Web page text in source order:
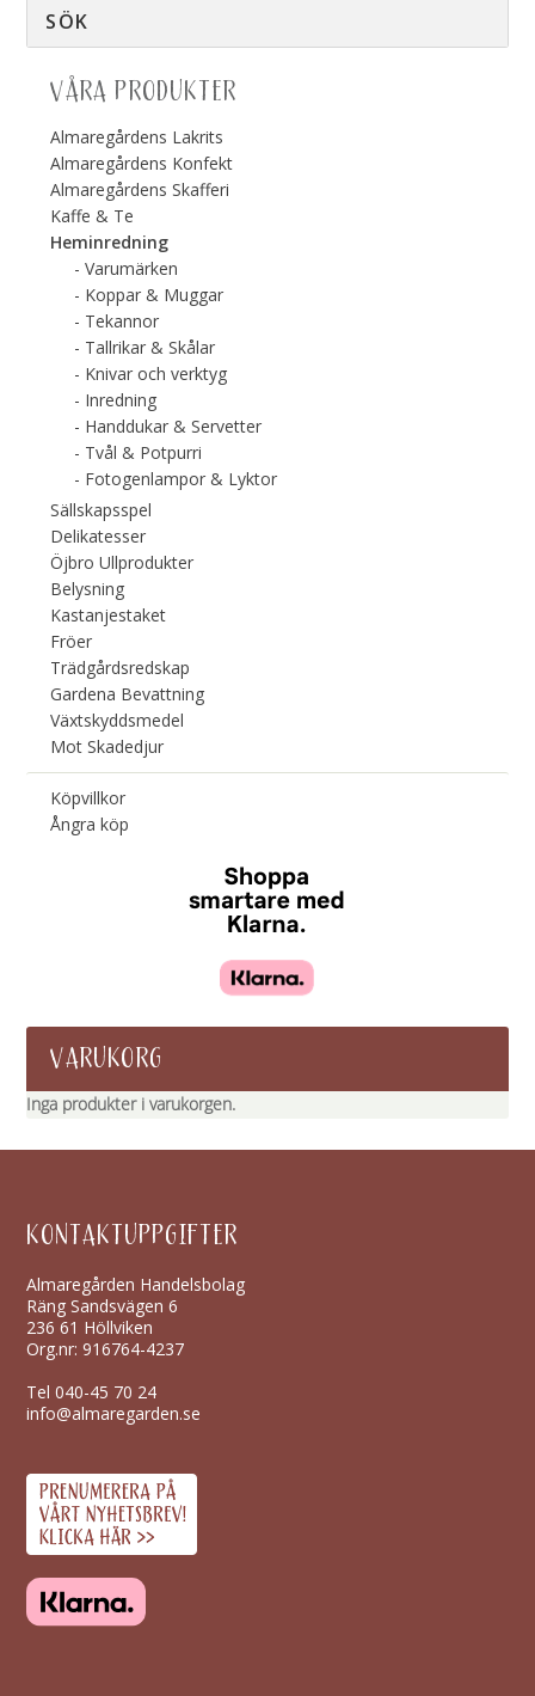
VÅRA PRODUKTER
Almaregårdens Lakrits
Almaregårdens Konfekt
Almaregårdens Skafferi
Kaffe & Te
Heminredning
Varumärken
Koppar & Muggar
Tekannor
Tallrikar & Skålar
Knivar och verktyg
Inredning
Handdukar & Servetter
Tvål & Potpurri
Fotogenlampor & Lyktor
Sällskapsspel
Delikatesser
Öjbro Ullprodukter
Belysning
Kastanjestaket
Fröer
Trädgårdsredskap
Gardena Bevattning
Växtskyddsmedel
Mot Skadedjur
Köpvillkor
Ångra köp
VARUKORG
Inga produkter i varukorgen.
KONTAKTUPPGIFTER
Almaregården Handelsbolag
Räng Sandsvägen 6
236 61 Höllviken
Org.nr: 916764-4237
Tel040-45 70 24
info@almaregarden.se